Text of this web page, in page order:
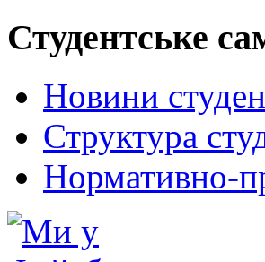
Студентське
Новини
Структура
Нормативно-